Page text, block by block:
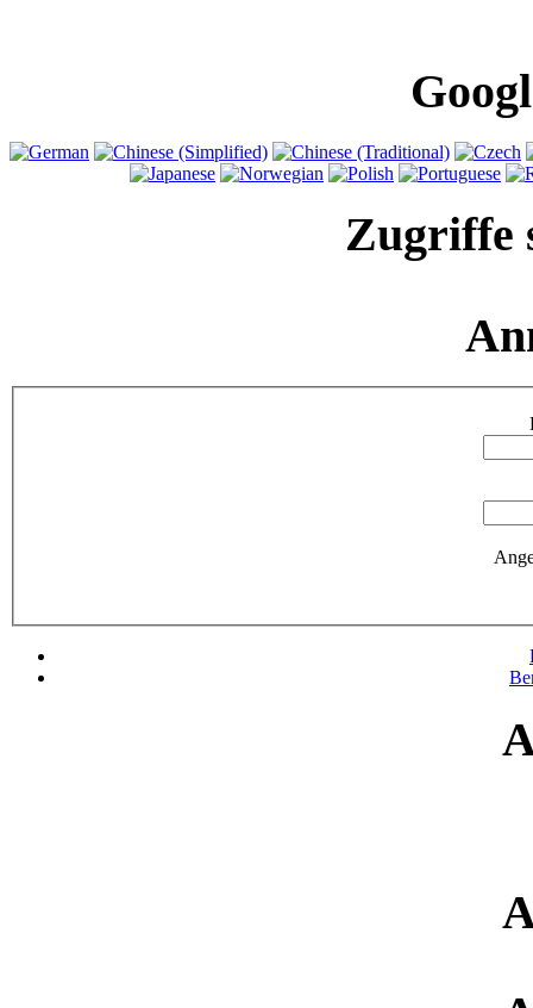
Zugriffe